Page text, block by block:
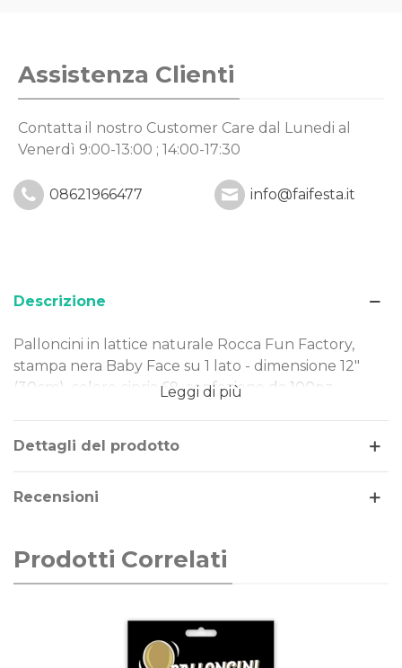
Assistenza Clienti
Contatta il nostro Customer Care dal Lunedi al
Venerdì 9:00-13:00 ; 14:00-17:30
08621966477 info@faifesta.it
Descrizione
Palloncini in lattice naturale Rocca Fun Factory,
stampa nera Baby Face su 1 lato - dimensione 12"
(30cm), colore cipria 69, confezione da 100pz.
Dimensione: 12" (30cm)
Tipo Stampa: nera Baby Face su 1 lato
Gonfiaggio: aria o elio
Leggi di più
Dettagli del prodotto
Recensioni
Prodotti Correlati